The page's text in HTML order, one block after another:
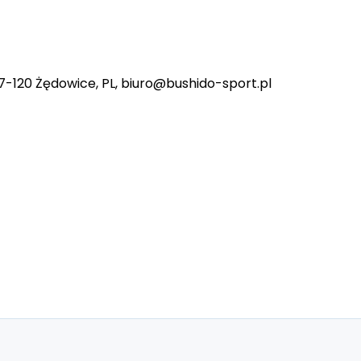
120 Żędowice, PL, biuro@bushido-sport.pl